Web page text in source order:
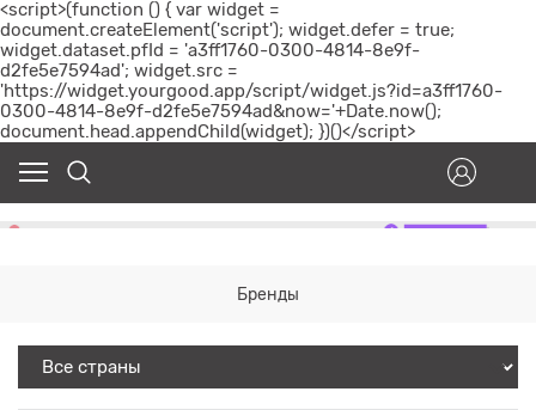
<script>(function () { var widget =
document.createElement('script'); widget.defer = true;
widget.dataset.pfId = 'a3ff1760-0300-4814-8e9f-
d2fe5e7594ad'; widget.src =
'https://widget.yourgood.app/script/widget.js?id=a3ff1760-
0300-4814-8e9f-d2fe5e7594ad&now='+Date.now();
document.head.appendChild(widget); })()</script>
Бренды